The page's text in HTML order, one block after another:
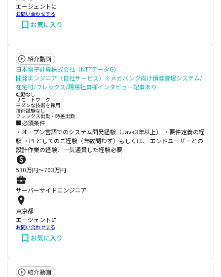
エージェントに
お問い合わせする
お気に入り
紹介動画
日本電子計算株式会社（NTTデータG)
開発エンジニア（自社サービス）※メガバンク向け債券管理システム/
在宅可/フレックス/現場社員様インタビュー記事あり
転勤なし
リモートワーク
モダンな技術を採用
技術試験なし
フレックス出勤・時差出勤
■必須条件
・オープン言語でのシステム開発経験（Java3年以上） ・要件定義の経
験 ・PLとしてのご経験（年数問わず）もしくは、 エンドユーザーとの
設計作業の経験、一気通貫した経験必要
530万円〜703万円
サーバーサイドエンジニア
東京都
エージェントに
お問い合わせする
お気に入り
紹介動画